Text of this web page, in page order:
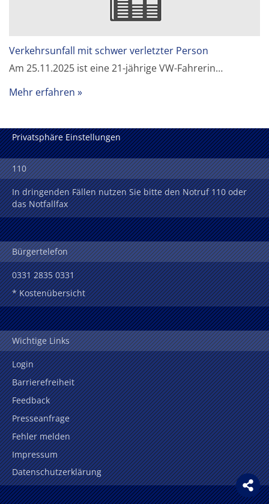
Verkehrsunfall mit schwer verletzter Person
Am 25.11.2025 ist eine 21-jährige VW-Fahrerin…
Mehr erfahren
Privatsphäre Einstellungen
110
In dringenden Fällen nutzen Sie bitte den Notruf 110 oder
das Notfallfax
Bürgertelefon
0331 2835 0331
* Kostenübersicht
Wichtige Links
Login
Barrierefreiheit
Feedback
Presseanfrage
Fehler melden
Impressum
Datenschutzerklärung